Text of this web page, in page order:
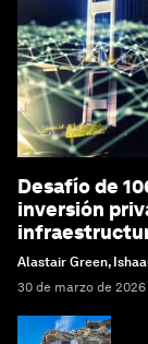
Desafío de
inversión
Alastair Green,
30 de marzo de 2026